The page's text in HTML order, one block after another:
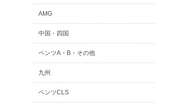
AMG
中国・四国
ベンツA・B・その他
九州
ベンツCLS